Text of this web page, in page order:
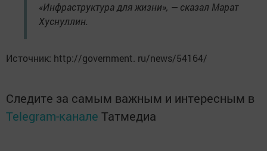
«Инфраструктура для жизни», — сказал Марат
Хуснуллин.
Источник: http://government. ru/news/54164/
Следите за самым важным и интересным в
Telegram-канале Татмедиа